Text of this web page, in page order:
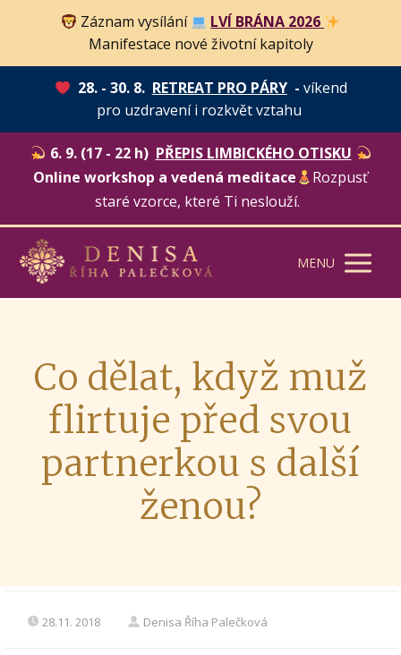
Záznam vysílání
LVÍ BRÁNA 2026
Manifestace nové životní kapitoly
28. - 30. 8. RETREAT PRO PÁRY- víkend
pro uzdravení i rozkvět vztahu
6. 9. (17 - 22 h) PŘEPIS LIMBICKÉHO OTISKU
Online workshop a vedená meditace
Rozpusť
staré vzorce, které Ti neslouží.
MENU
Co dělat, když muž
flirtuje před svou
partnerkou s další
ženou?
28.11. 2018 Denisa Říha Palečková